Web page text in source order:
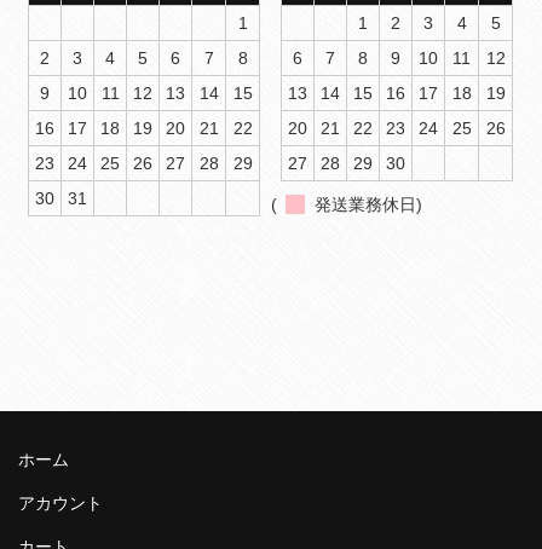
1
2
3 4 5 6 7
8
9
10 11 12 13 14
15
16
17 18 19 20 21
22
23
24 25 26 27 28
29
30
31
1
2 3 4
5
6
7 8 9 10 11
12
13
14 15 16 17 18
19
20
21 22 23 24 25
26
27
28 29 30
( 発送業務休日)
ホーム
アカウント